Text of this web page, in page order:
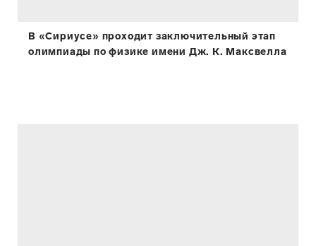
В «Сириусе» проходит заключительный этап
олимпиады по физике имени Дж. К. Максвелла